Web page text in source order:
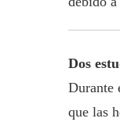
Dos
Durante
que las